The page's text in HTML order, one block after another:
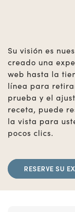
Su visión es
creado una
web hasta la
línea para
prueba y el
receta, puede
la vista para
pocos clics.
RESERVE SU